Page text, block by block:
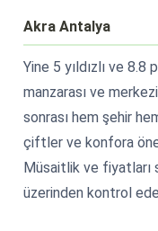
Akra Antalya
Yine 5 yıldızlı ve 8.8
manzarası ve
sonrası hem şehir
çiftler ve konfora
Müsaitlik ve
üzerinden kontrol